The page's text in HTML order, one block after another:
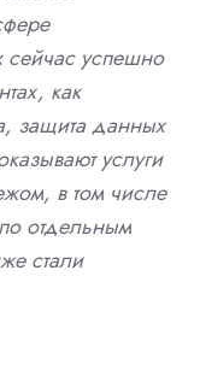
сейчас успешно
как
защита данных
услуги
в том числе
отдельным
стали